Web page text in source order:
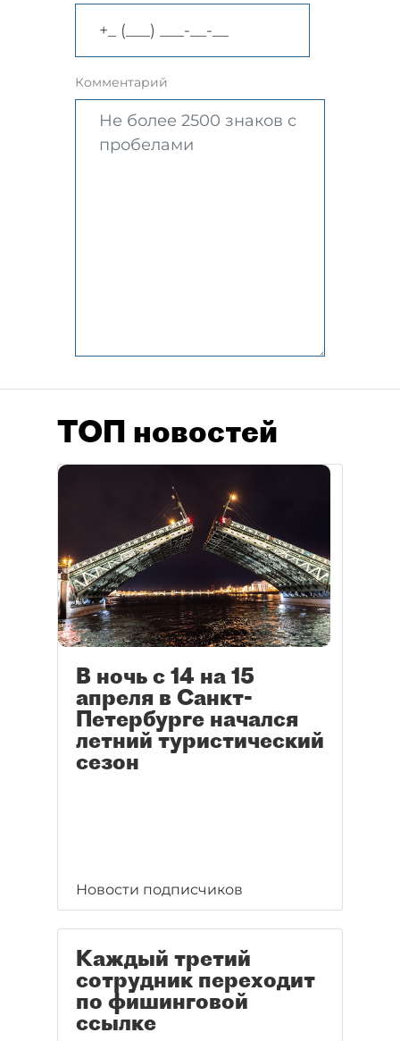
Комментарий
ТОП новостей
В ночь с 14 на 15
апреля в Санкт-
Петербурге начался
летний туристический
сезон
Новости подписчиков
Каждый третий
сотрудник переходит
по фишинговой
ссылке